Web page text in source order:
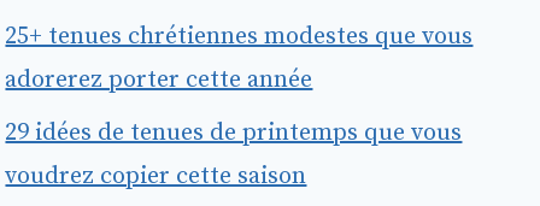
25+ tenues chrétiennes modestes que vous
adorerez porter cette année
29 idées de tenues de printemps que vous
voudrez copier cette saison